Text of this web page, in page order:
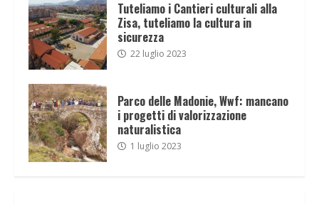
Tuteliamo i Cantieri culturali alla
Zisa, tuteliamo la cultura in
sicurezza
22 luglio 2023
Parco delle Madonie, Wwf: mancano
i progetti di valorizzazione
naturalistica
1 luglio 2023